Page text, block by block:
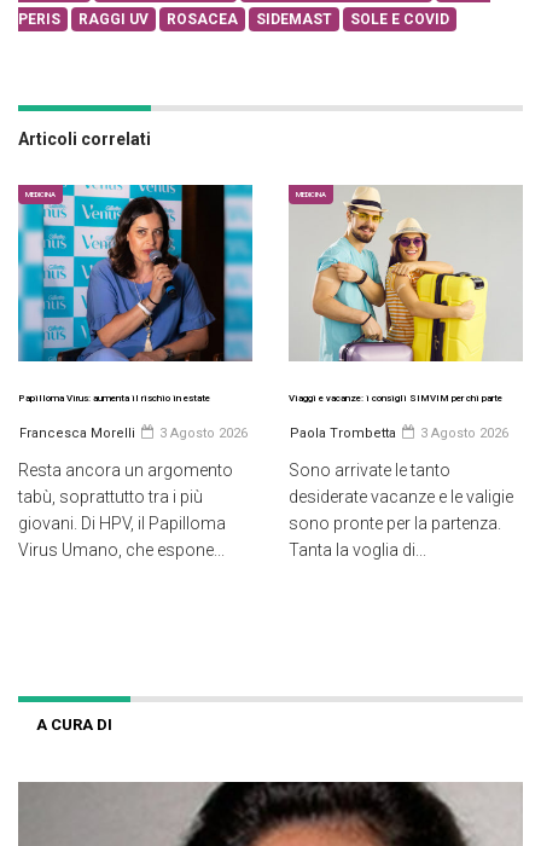
PERIS
RAGGI UV ROSACEA SIDEMAST SOLE E COVID
Articoli correlati
MEDICINA
Papilloma Virus: aumenta il rischio in estate
Francesca Morelli 3 Agosto 2026
Resta ancora un argomento
tabù, soprattutto tra i più
giovani. Di HPV, il Papilloma
Virus Umano, che espone...
MEDICINA
Viaggi e vacanze: i consigli SIMVIM per chi parte
Paola Trombetta 3 Agosto 2026
Sono arrivate le tanto
desiderate vacanze e le valigie
sono pronte per la partenza.
Tanta la voglia di...
A CURA DI